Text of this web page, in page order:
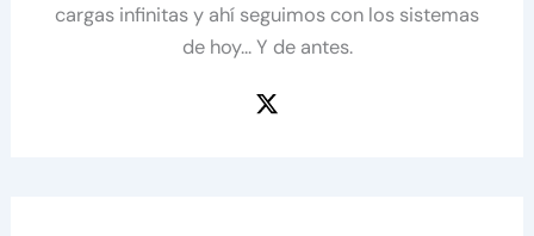
cargas infinitas y ahí seguimos con los sistemas
de hoy... Y de antes.